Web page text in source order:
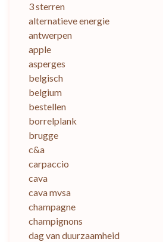
3 sterren
alternatieve energie
antwerpen
apple
asperges
belgisch
belgium
bestellen
borrelplank
brugge
c&a
carpaccio
cava
cava mvsa
champagne
champignons
dag van duurzaamheid